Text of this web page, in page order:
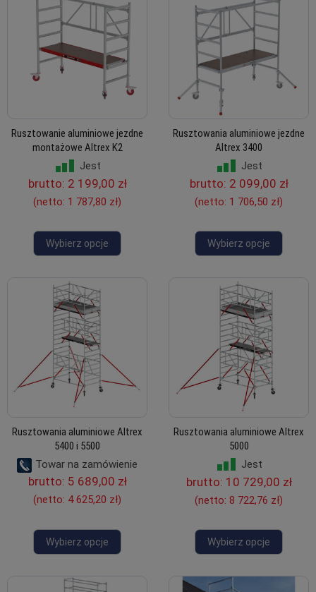
Rusztowanie aluminiowe jezdne
montażowe Altrex K2
Jest
brutto: 2 199,00 zł
(netto: 1 787,80 zł)
Wybierz opcje
Rusztowania aluminiowe jezdne
Altrex 3400
Jest
brutto: 2 099,00 zł
(netto: 1 706,50 zł)
Wybierz opcje
Rusztowania aluminiowe Altrex
5400 i 5500
Towar na zamówienie
brutto: 5 689,00 zł
(netto: 4 625,20 zł)
Wybierz opcje
Rusztowania aluminiowe Altrex
5000
Jest
brutto: 10 729,00 zł
(netto: 8 722,76 zł)
Wybierz opcje